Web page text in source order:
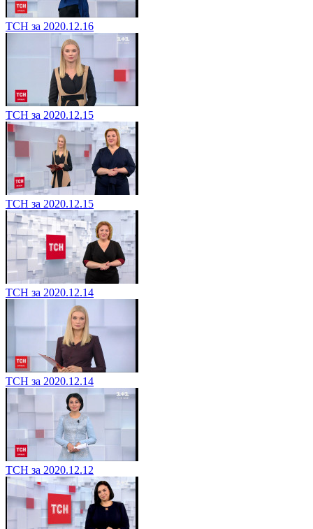
ТСН за 2020.12.16
ТСН за 2020.12.15
ТСН за 2020.12.15
ТСН за 2020.12.14
ТСН за 2020.12.14
ТСН за 2020.12.12